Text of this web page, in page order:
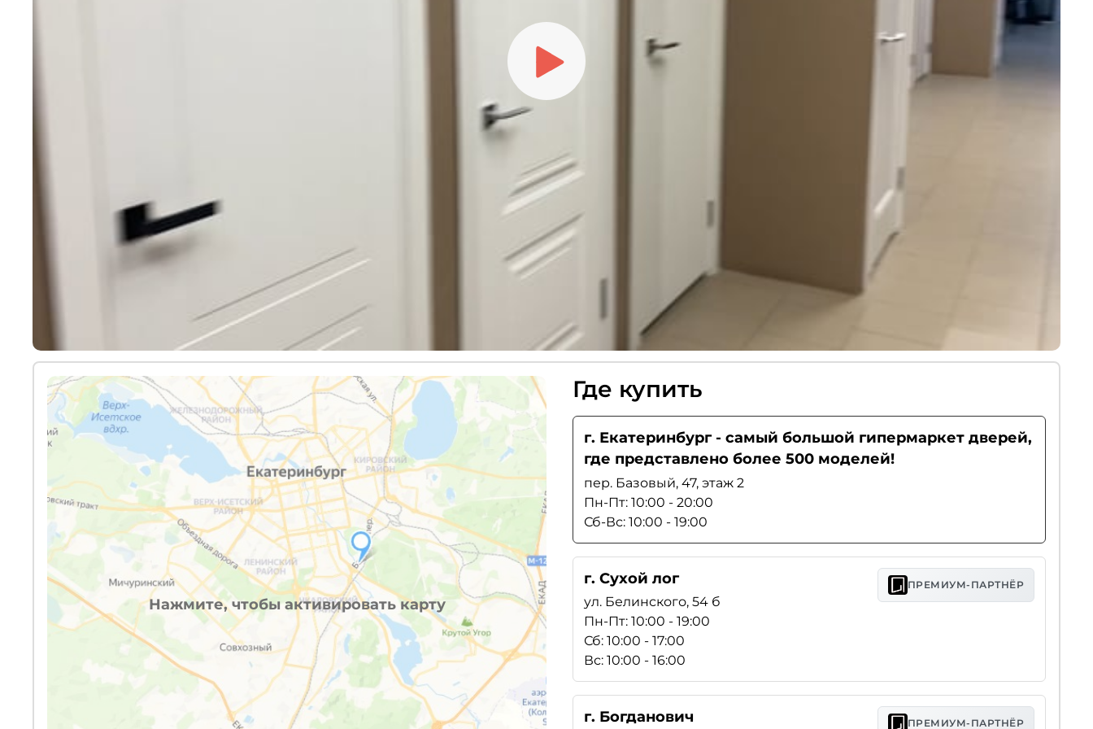
Нажмите, чтобы активировать карту
Где купить
г. Екатеринбург - самый большой гипермаркет дверей,
где представлено более 500 моделей!
пер. Базовый, 47, этаж 2
Пн-Пт: 10:00 - 20:00
Сб-Вс: 10:00 - 19:00
г. Сухой лог
ул. Белинского, 54 б
Пн-Пт: 10:00 - 19:00
Сб: 10:00 - 17:00
Вс: 10:00 - 16:00
ПРЕМИУМ-ПАРТНЁР
г. Богданович ПРЕМИУМ-ПАРТНЁР